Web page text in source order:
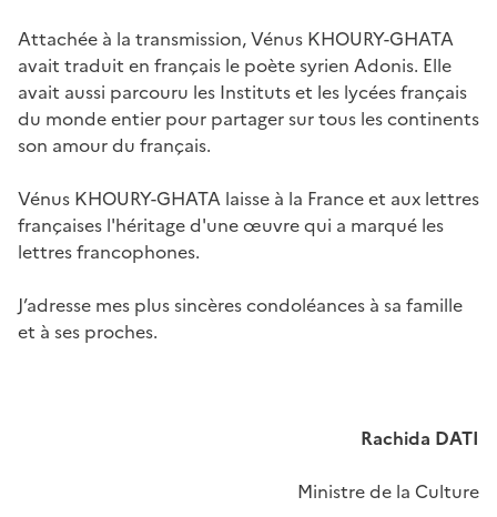
Attachée à la transmission, Vénus KHOURY-GHATA
avait traduit en français le poète syrien Adonis. Elle
avait aussi parcouru les Instituts et les lycées français
du monde entier pour partager sur tous les continents
son amour du français.
Vénus KHOURY-GHATA laisse à la France et aux lettres
françaises l'héritage d'une œuvre qui a marqué les
lettres francophones.
J’adresse mes plus sincères condoléances à sa famille
et à ses proches.
Rachida DATI
Ministre de la Culture